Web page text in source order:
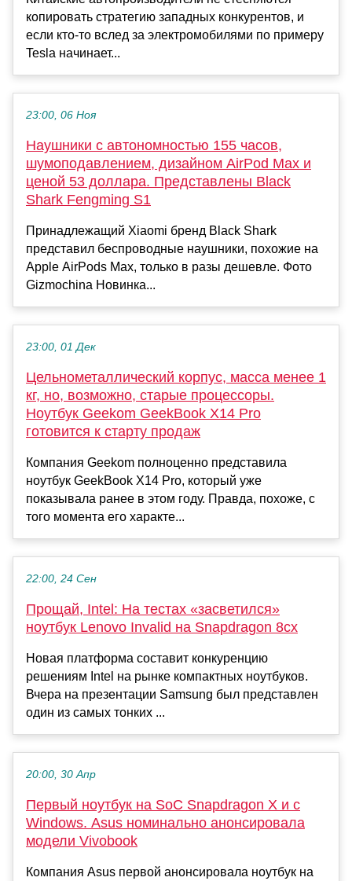
копировать стратегию западных конкурентов, и
если кто-то вслед за электромобилями по примеру
Tesla начинает...
23:00, 06 Ноя
Наушники с автономностью 155 часов,
шумоподавлением, дизайном AirPod Max и
ценой 53 доллара. Представлены Black
Shark Fengming S1
Принадлежащий Xiaomi бренд Black Shark
представил беспроводные наушники, похожие на
Apple AirPods Max, только в разы дешевле. Фото
Gizmochina Новинка...
23:00, 01 Дек
Цельнометаллический корпус, масса менее 1
кг, но, возможно, старые процессоры.
Ноутбук Geekom GeekBook X14 Pro
готовится к старту продаж
Компания Geekom полноценно представила
ноутбук GeekBook X14 Pro, который уже
показывала ранее в этом году. Правда, похоже, с
того момента его характе...
22:00, 24 Сен
Прощай, Intel: На тестах «засветился»
ноутбук Lenovo Invalid на Snapdragon 8cx
Новая платформа составит конкуренцию
решениям Intel на рынке компактных ноутбуков.
Вчера на презентации Samsung был представлен
один из самых тонких ...
20:00, 30 Апр
Первый ноутбук на SoC Snapdragon X и с
Windows. Asus номинально анонсировала
модели Vivobook
Компания Asus первой анонсировала ноутбук на